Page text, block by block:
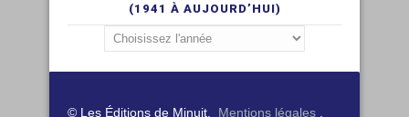
(1941 À AUJOURD’HUI)
© Les Éditions de Minuit. Mentions légales